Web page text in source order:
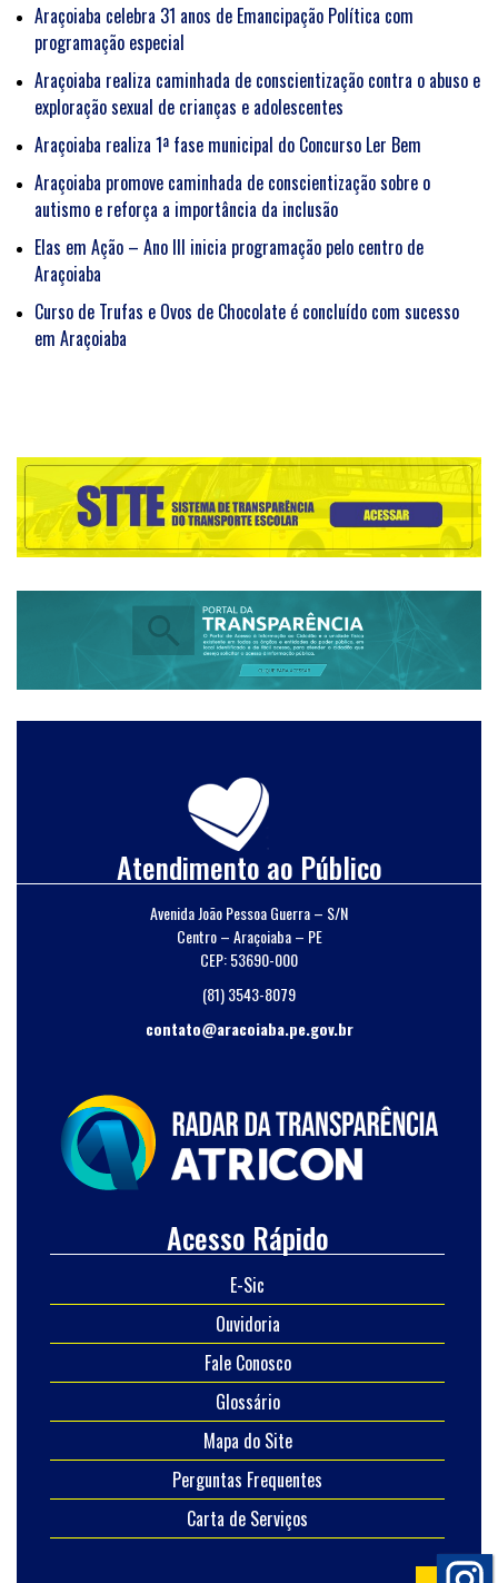
Araçoiaba celebra 31 anos de Emancipação Política com
programação especial
Araçoiaba realiza caminhada de conscientização contra o abuso e
exploração sexual de crianças e adolescentes
Araçoiaba realiza 1ª fase municipal do Concurso Ler Bem
Araçoiaba promove caminhada de conscientização sobre o
autismo e reforça a importância da inclusão
Elas em Ação – Ano III inicia programação pelo centro de
Araçoiaba
Curso de Trufas e Ovos de Chocolate é concluído com sucesso
em Araçoiaba
Atendimento ao Público
Avenida João Pessoa Guerra – S/N
Centro – Araçoiaba – PE
CEP: 53690-000
(81) 3543-8079
contato@aracoiaba.pe.gov.br
Acesso Rápido
E-Sic
Ouvidoria
Fale Conosco
Glossário
Mapa do Site
Perguntas Frequentes
Carta de Serviços